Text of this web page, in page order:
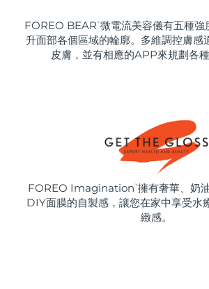
FOREO BEAR ™ 微電流美容儀有五種強
升面部各個區域的輪廓。多維調控膚感
皮膚，並有相應的APP來規劃各種
FOREO Imagination ™ 擁有奢華、奶
DIY面膜的自製感，讓您在家中享受水
緻感。